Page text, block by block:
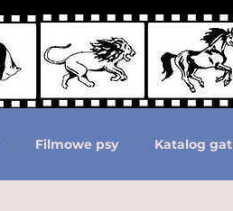
Filmowe psy Katalog